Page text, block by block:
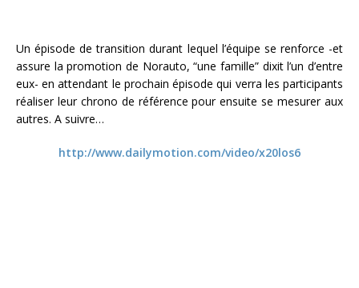
Un épisode de transition durant lequel l’équipe se renforce -et
assure la promotion de Norauto, “une famille” dixit l’un d’entre
eux- en attendant le prochain épisode qui verra les participants
réaliser leur chrono de référence pour ensuite se mesurer aux
autres. A suivre…
http://www.dailymotion.com/video/x20los6